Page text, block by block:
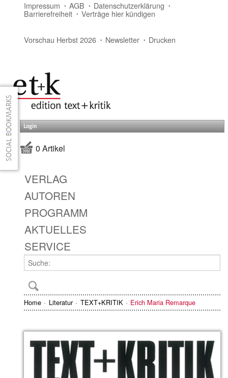
Impressum AGB Datenschutzerklärung
Barrierefreiheit Verträge hier kündigen
Vorschau Herbst 2026 Newsletter Drucken
Login
0 Artikel
VERLAG
AUTOREN
PROGRAMM
AKTUELLES
SERVICE
Home Literatur TEXT+KRITIK Erich Maria Remarque